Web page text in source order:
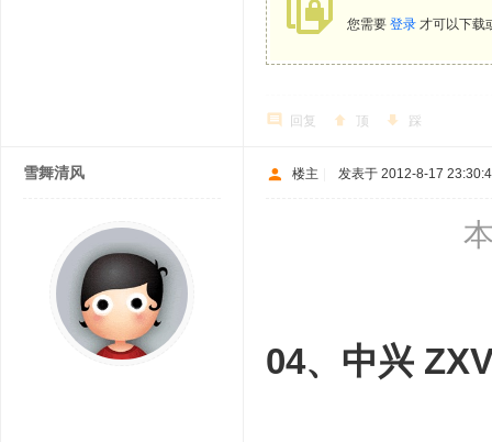
您需要 登录 才可以下载
回复 顶 踩
雪舞清风 楼主 发表于 2012-8-17
04、 中兴